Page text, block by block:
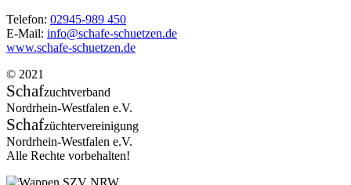
Telefon: 02945-989 450
E-Mail: info@schafe-schuetzen.de
www.schafe-schuetzen.de
© 2021
Schafzuchtverband
Nordrhein-Westfalen e.V.
Schafzüchtervereinigung
Nordrhein-Westfalen e.V.
Alle Rechte vorbehalten!